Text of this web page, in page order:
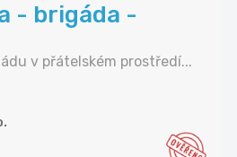
- brigáda -
v přátelském prostředí...